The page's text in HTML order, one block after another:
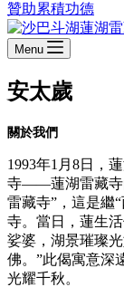
贊助累積功德
Menu
安太歲
關於我們
1993年1月8日，
寺——蓮湖雷藏寺
雷藏寺”，這是繼
寺。當日，蓮生
娑婆，湖景璀璨
佛。”此偈寓意深
光耀千秋。